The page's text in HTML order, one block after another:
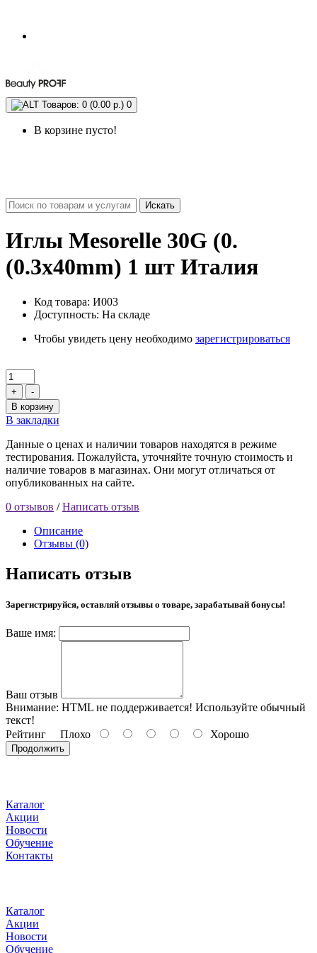
Товаров: 0 (0.00 р.) 0
В корзине пусто!
Искать
Иглы Mesorelle 30G (0.
(0.3х40mm) 1 шт Италия
Код товара: И003
Доступность: На складе
Чтобы увидеть цену необходимо зарегистрироваться
+
-
В корзину
В закладки
Данные о ценах и наличии товаров находятся в режиме
тестирования. Пожалуйста, уточняйте точную стоимость и
наличие товаров в магазинах. Они могут отличаться от
опубликованных на сайте.
0 отзывов /Написать отзыв
Описание
Отзывы (0)
Написать отзыв
Зарегистрируйся, оставляй отзывы о товаре, зарабатывай бонусы!
Ваше имя:
Ваш отзыв
Внимание: HTML не поддерживается! Используйте обычный
текст!
Рейтинг Плохо Хорошо
Продолжить
Каталог
Акции
Новости
Обучение
Контакты
Каталог
Акции
Новости
Обучение